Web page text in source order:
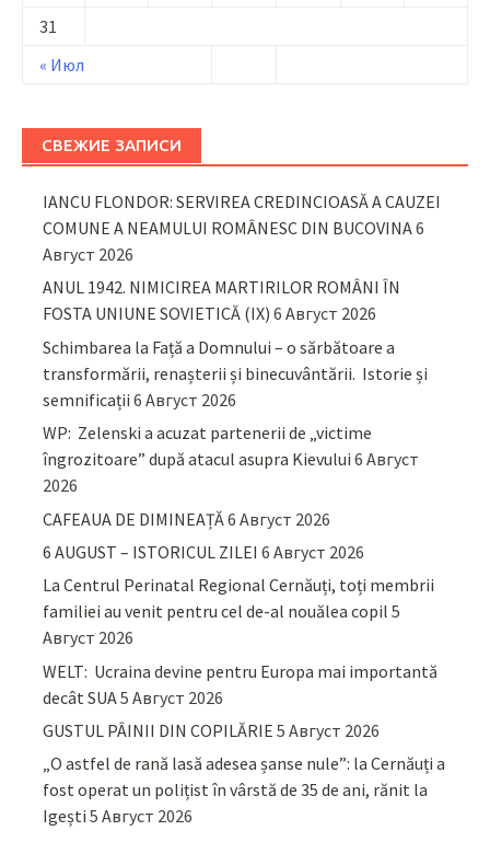
« Июл
31
СВЕЖИЕ ЗАПИСИ
IANCU FLONDOR: SERVIREA CREDINCIOASĂ A CAUZEI
COMUNE A NEAMULUI ROMÂNESC DIN BUCOVINA6
Август 2026
ANUL 1942. NIMICIREA MARTIRILOR ROMÂNI ÎN
FOSTA UNIUNE SOVIETICĂ (IX) 6 Август 2026
Schimbarea la Față a Domnului – o sărbătoare a
transformării, renașterii și binecuvântării. Istorie și
semnificații 6 Август 2026
WP: Zelenski a acuzat partenerii de „victime
îngrozitoare” după atacul asupra Kievului 6 Август
2026
CAFEAUA DE DIMINEAȚĂ6 Август 2026
6 AUGUST – ISTORICUL ZILEI 6 Август 2026
La Centrul Perinatal Regional Cernăuți, toți membrii
familiei au venit pentru cel de-al nouălea copil 5
Август 2026
WELT: Ucraina devine pentru Europa mai importantă
decât SUA5 Август 2026
GUSTUL PÂINII DIN COPILĂRIE 5 Август 2026
„O astfel de rană lasă adesea șanse nule”: la Cernăuți a
fost operat un polițist în vârstă de 35 de ani, rănit la
Igești 5 Август 2026